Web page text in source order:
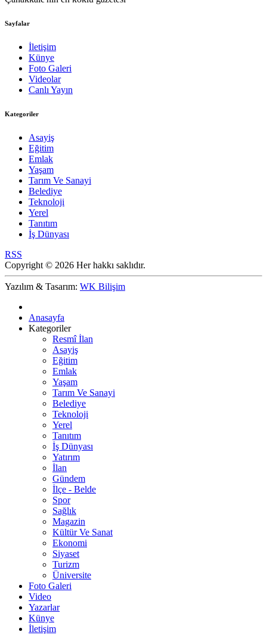
Sayfalar
İletişim
Künye
Foto Galeri
Videolar
Canlı Yayın
Kategoriler
Asayiş
Eğitim
Emlak
Yaşam
Tarım Ve Sanayi
Belediye
Teknoloji
Yerel
Tanıtım
İş Dünyası
RSS
Copyright © 2026 Her hakkı saklıdır.
Yazılım & Tasarım: WK Bilişim
Anasayfa
Kategoriler
Resmî İlan
Asayiş
Eğitim
Emlak
Yaşam
Tarım Ve Sanayi
Belediye
Teknoloji
Yerel
Tanıtım
İş Dünyası
Yatırım
İlan
Gündem
İlçe - Belde
Spor
Sağlık
Magazin
Kültür Ve Sanat
Ekonomi
Siyaset
Turizm
Üniversite
Foto Galeri
Video
Yazarlar
Künye
İletişim